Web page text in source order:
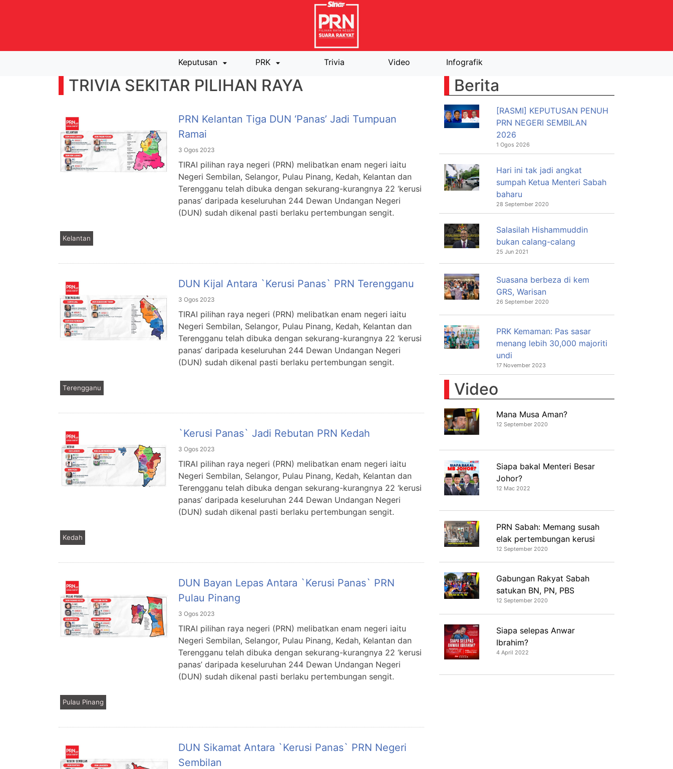
Keputusan PRK Trivia Video Infografik
TRIVIA SEKITAR PILIHAN RAYA
PRN Kelantan Tiga DUN ‘panas’ Jadi Tumpuan
Ramai
3 Ogos 2023
TIRAI pilihan raya negeri (PRN) melibatkan enam negeri iaitu
Negeri Sembilan, Selangor, Pulau Pinang, Kedah, Kelantan dan
Terengganu telah dibuka dengan sekurang-kurangnya 22 ‘kerusi
panas’ daripada keseluruhan 244 Dewan Undangan Negeri
(DUN) sudah dikenal pasti berlaku pertembungan sengit.
Kelantan
DUN Kijal Antara `kerusi Panas` PRN Terengganu
3 Ogos 2023
TIRAI pilihan raya negeri (PRN) melibatkan enam negeri iaitu
Negeri Sembilan, Selangor, Pulau Pinang, Kedah, Kelantan dan
Terengganu telah dibuka dengan sekurang-kurangnya 22 ‘kerusi
panas’ daripada keseluruhan 244 Dewan Undangan Negeri
(DUN) sudah dikenal pasti berlaku pertembungan sengit.
Terengganu
`Kerusi Panas` Jadi Rebutan PRN Kedah
3 Ogos 2023
TIRAI pilihan raya negeri (PRN) melibatkan enam negeri iaitu
Negeri Sembilan, Selangor, Pulau Pinang, Kedah, Kelantan dan
Terengganu telah dibuka dengan sekurang-kurangnya 22 ‘kerusi
panas’ daripada keseluruhan 244 Dewan Undangan Negeri
(DUN) sudah dikenal pasti berlaku pertembungan sengit.
Kedah
DUN Bayan Lepas Antara `kerusi Panas` PRN
Pulau Pinang
3 Ogos 2023
TIRAI pilihan raya negeri (PRN) melibatkan enam negeri iaitu
Negeri Sembilan, Selangor, Pulau Pinang, Kedah, Kelantan dan
Terengganu telah dibuka dengan sekurang-kurangnya 22 ‘kerusi
panas’ daripada keseluruhan 244 Dewan Undangan Negeri
(DUN) sudah dikenal pasti berlaku pertembungan sengit.
Pulau Pinang
DUN Sikamat Antara `kerusi Panas` PRN Negeri
Sembilan
Berita
[RASMI] KEPUTUSAN PENUH
PRN NEGERI SEMBILAN
2026
1 Ogos 2026
Hari ini tak jadi angkat
sumpah Ketua Menteri Sabah
baharu
28 September 2020
Salasilah Hishammuddin
bukan calang-calang
25 Jun 2021
Suasana berbeza di kem
GRS, Warisan
26 September 2020
PRK Kemaman: Pas sasar
menang lebih 30,000 majoriti
undi
17 November 2023
Video
Mana Musa Aman?
12 September 2020
Siapa bakal Menteri Besar
Johor?
12 Mac 2022
PRN Sabah: Memang susah
elak pertembungan kerusi
12 September 2020
Gabungan Rakyat Sabah
satukan BN, PN, PBS
12 September 2020
Siapa selepas Anwar
Ibrahim?
4 April 2022